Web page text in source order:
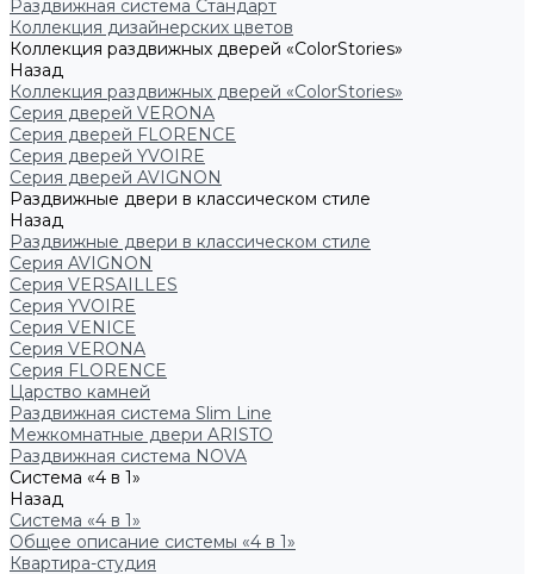
Раздвижная система Стандарт
Коллекция дизайнерских цветов
Коллекция раздвижных дверей «ColorStories»
Назад
Коллекция раздвижных дверей «ColorStories»
Серия дверей VERONA
Серия дверей FLORENCE
Серия дверей YVOIRE
Серия дверей AVIGNON
Раздвижные двери в классическом стиле
Назад
Раздвижные двери в классическом стиле
Серия AVIGNON
Серия VERSAILLES
Серия YVOIRE
Серия VENICE
Серия VERONA
Серия FLORENCE
Царство камней
Раздвижная система Slim Line
Межкомнатные двери ARISTO
Раздвижная система NOVA
Система «4 в 1»
Назад
Система «4 в 1»
Общее описание системы «4 в 1»
Квартира-студия